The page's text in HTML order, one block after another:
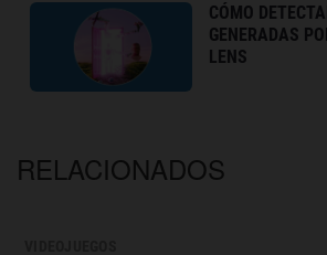
CÓMO
GENERADAS
LENS
RELACIONADOS